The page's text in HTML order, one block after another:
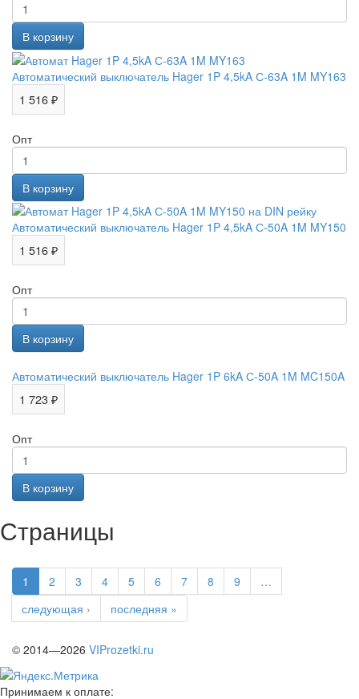
Автоматический выключатель Hager 1P 4,5kA С-63A 1M MY163
1 516 ₽
Опт
Автоматический выключатель Hager 1P 4,5kA С-50A 1M MY150
1 516 ₽
Опт
Автоматический выключатель Hager 1P 6kA С-50A 1M MC150A
1 723 ₽
Опт
Страницы
1 2 3 4 5 6 7 8 9
…
следующая ›
последняя »
© 2014—2026 VIProzetki.ru
Принимаем к оплате: